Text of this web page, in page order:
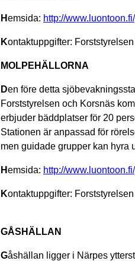
Hemsida: http://
Kontaktuppgifter:
MOLPEHÄLLORNA
Den före detta
Forststyrelsen och Korsnäs
erbjuder bäddplatser för 20
Stationen är anpassad för
men guidade grupper kan hyra
Hemsida: http://
Kontaktuppgifter:
GÅSHÄLLAN
Gåshällan ligger i Närpes